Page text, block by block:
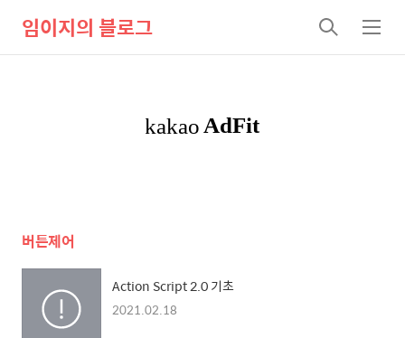
임이지의 블로그
검
색
메
뉴
버튼제어
Action Script 2.0 기초
2021.02.18